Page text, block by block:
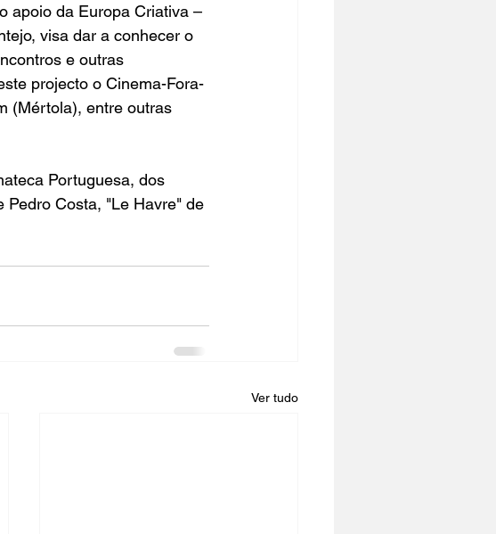
apoio da Europa Criativa –
, visa dar a conhecer o
e outras
projecto o Cinema-Fora-
(Mértola), entre outras
Portuguesa, dos
Pedro Costa, "Le Havre" de
Ver tudo